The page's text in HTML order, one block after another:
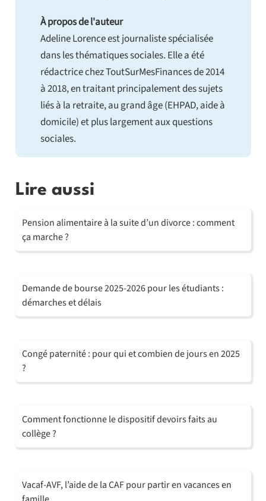
À propos de l'auteur
Adeline Lorence est journaliste spécialisée
dans les thématiques sociales. Elle a été
rédactrice chez ToutSurMesFinances de 2014
à 2018, en traitant principalement des sujets
liés à la retraite, au grand âge (EHPAD, aide à
domicile) et plus largement aux questions
sociales.
Lire aussi
Pension alimentaire à la suite d’un divorce : comment
ça marche ?
Demande de bourse 2025-2026 pour les étudiants :
démarches et délais
Congé paternité : pour qui et combien de jours en 2025
?
Comment fonctionne le dispositif devoirs faits au
collège ?
Vacaf-AVF, l’aide de la CAF pour partir en vacances en